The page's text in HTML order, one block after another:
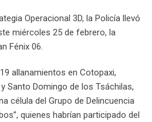
Operacional 3D, la Policía llevó
miércoles 25 de febrero, la
Fénix 06.
allanamientos en Cotopaxi,
Santo Domingo de los Tsáchilas,
célula del Grupo de Delincuencia
quienes habrían participado del